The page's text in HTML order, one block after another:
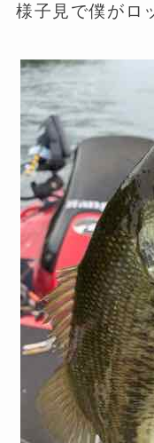
様子見で僕がロ